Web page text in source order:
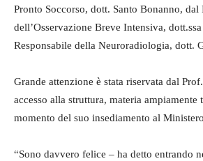
Pronto Soccorso, dott. Santo Bonanno, dal
dell’Osservazione Breve Intensiva,
Responsabile della Neuroradiologia, dott.
Grande attenzione è stata riservata dal
accesso alla struttura, materia ampiamente
momento del suo insediamento al
“Sono davvero felice – ha detto entrando